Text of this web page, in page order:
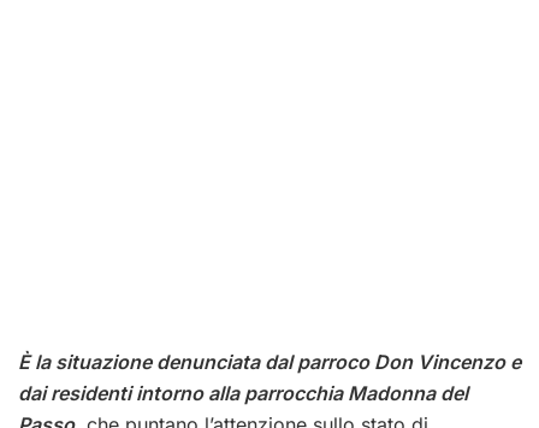
È la situazione denunciata dal parroco Don Vincenzo e
dai residenti intorno alla parrocchia Madonna del